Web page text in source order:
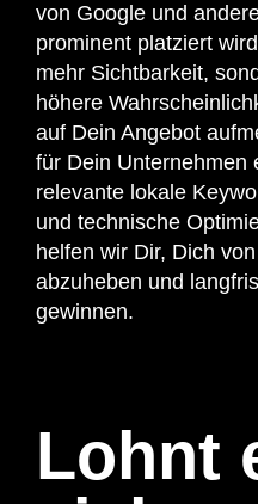
von Google und
prominent platziert
mehr Sichtbarkeit,
höhere
auf Dein Angebot
für Dein Unternehmen
relevante lokale
und technische
helfen wir Dir, Dich
abzuheben und
gewinnen.
Lohnt